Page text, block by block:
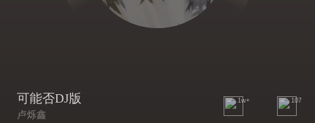
可能否DJ版
卢烁鑫
1w+ 107